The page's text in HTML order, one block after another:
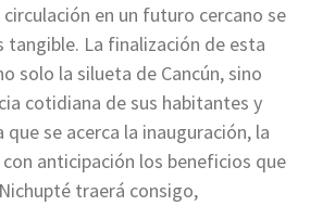
en un futuro cercano se
tangible. La finalización de esta
solo la silueta de Cancún, sino
cotidiana de sus habitantes y
se acerca la inauguración, la
anticipación los beneficios que
traerá consigo,